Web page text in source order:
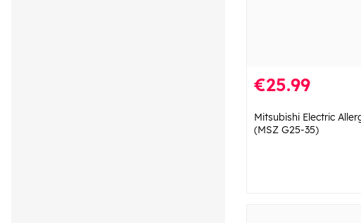
€25.99
Mitsubishi Electric
(MSZ G25-35)